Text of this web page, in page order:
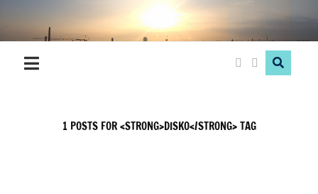
Hood
1 POSTS FOR <STRONG>DISKO</STRONG> TAG